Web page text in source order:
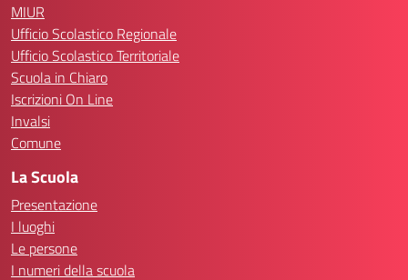
MIUR
Ufficio Scolastico Regionale
Ufficio Scolastico Territoriale
Scuola in Chiaro
Iscrizioni On Line
Invalsi
Comune
La Scuola
Presentazione
I luoghi
Le persone
I numeri della scuola